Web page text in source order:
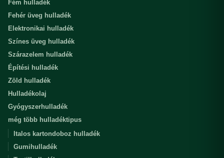
Fém hulladék
Fehér üveg hulladék
Elektronikai hulladék
Színes üveg hulladék
Szárazelem hulladék
Építési hulladék
Zöld hulladék
Hulladékolaj
Gyógyszerhulladék
még több hulladéktipus
Italos kartondoboz hulladék
Gumihulladék